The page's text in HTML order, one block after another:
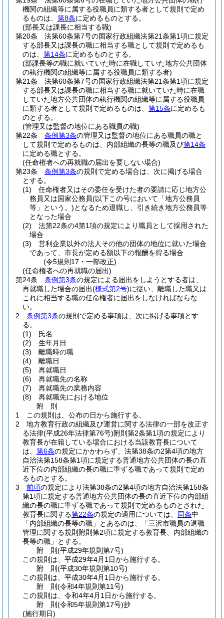
機関の組織等に属する役職員に類する者として規則で定め
るものは、 第8条に定めるものとする。
(部長又は課長に相当する職)
第20条
法第60条第7号の国家行政組織法第21条第1項に規定
する部長又は課長の職に相当する職として規則で定めるも
のは、 第14条に定めるものとする。
(部課長等の職に就いていた時に在職していた地方公共団体
の執行機関の組織等に属する役職員に類する者)
第21条
法第60条第7号の国家行政組織法第21条第1項に規定
する部長又は課長の職に相当する職に就いていた時に在職
していた地方公共団体の執行機関の組織等に属する役職員
に類する者として規則で定めるものは、 第15条に定めるも
のとする。
(管理又は監督の地位にある職員の職)
第22条
条例第3条の管理又は監督の地位にある職員の職と
して規則で定めるものは、内部組織の長等の職及び第14条
に定める職とする。
(任命権者への再就職の届出を要しない場合)
第23条
条例第3条の規則で定める場合は、次に掲げる場合
とする。
(1)
任命権者又はその委任を受けた者の要請に応じ地方公
務員又は国家公務員(以下この号において「地方公務員
等」という。)となるため退職し、引き続き地方公務員等
となった場合
(2)
法第22条の4第1項の規定により職員として採用された
場合
(3)
営利企業以外の法人その他の団体の地位に就いた場合
であって、市長が定める額以下の報酬を得る場合
(令5規則17・一部改正)
(任命権者への再就職の届出)
第24条
条例第3条の規定による届出をしようとする者は、
再就職した場合の届出(様式第2号)に従い、離職した職又は
これに相当する職の任命権者に届出をしなければならな
い。
2
条例第3条の規則で定める事項は、次に掲げる事項とす
る。
(1)
氏名
(2)
生年月日
(3)
離職時の職
(4)
離職日
(5)
再就職日
(6)
再就職先の名称
(7)
再就職先の業務内容
(8)
再就職先における地位
附 則
1
この規則は、公布の日から施行する。
2
地方教育行政の組織及び運営に関する法律の一部を改正す
る法律(平成26年法律第76号)附則第2条第1項の規定により
教育長が在籍している場合における当該教育長について
は、 第6条の規定にかかわらず、法第38条の2第4項の地方
自治法第158条第1項に規定する普通地方公共団体の長の直
近下位の内部組織の長の職に準ずる職であって規則で定め
るものとする。
3
前項の規定により法第38条の2第4項の地方自治法第158条
第1項に規定する普通地方公共団体の長の直近下位の内部組
織の長の職に準ずる職であって規則で定めるものとされた
教育長に関する第22条の規定の適用については、 同条中
「内部組織の長等の職」とあるのは、「三沢市職員の退職
管理に関する規則附則第2項に規定する教育長、内部組織の
長等の職」とする。
附 則(平成29年規則第7号)
この規則は、平成29年4月1日から施行する。
附 則(平成30年規則第10号)
この規則は、平成30年4月1日から施行する。
附 則(令和4年規則第11号)
この規則は、令和4年4月1日から施行する。
附 則(令和5年規則第17号)抄
(施行期日)